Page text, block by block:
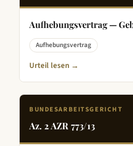
Aufhebungsvertrag —
Aufhebungsvertrag
Urteil lesen →
BUNDESARBEITSGERICHT
Az. 2 AZR 773/13